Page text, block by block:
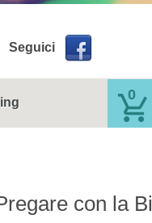
Seguici
0
con la